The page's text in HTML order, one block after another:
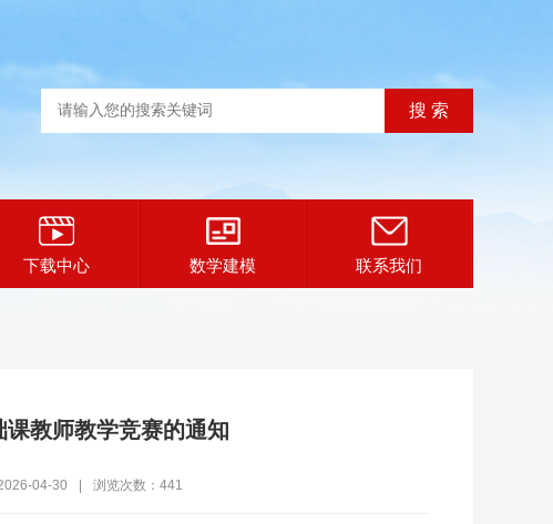
下载中心 数学建模 联系我们
教师教学竞赛的通知
04-30 浏览次数：441